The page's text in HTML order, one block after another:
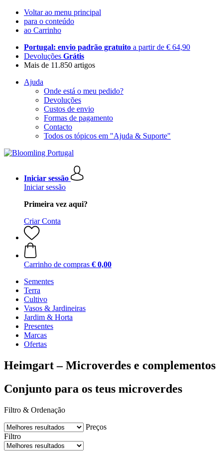
Voltar ao menu principal
para o conteúdo
ao Carrinho
Portugal: envio padrão gratuito a partir de € 64,90
Devoluções Grátis
Mais de 11.850 artigos
Ajuda
Onde está o meu pedido?
Devoluções
Custos de envio
Formas de pagamento
Contacto
Todos os tópicos em "Ajuda & Suporte"
Iniciar sessão
Iniciar sessão
Primeira vez aqui?
Criar Conta
Carrinho de compras € 0,00
Sementes
Terra
Cultivo
Vasos & Jardineiras
Jardim & Horta
Presentes
Marcas
Ofertas
Heimgart – Microverdes e complementos
Conjunto para os teus microverdes
Filtro & Ordenação
Preços
Filtro